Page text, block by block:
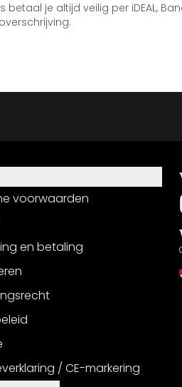
betaal je altijd veilig per iDEAL,
voorwaarden
en betaling
/ CE-markering